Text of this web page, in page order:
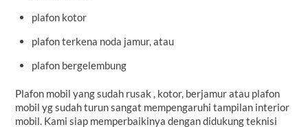
plafon kotor
plafon terkena noda jamur, atau
plafon bergelembung
Plafon mobil yang sudah rusak , kotor, berjamur atau plafon
mobil yg sudah turun sangat mempengaruhi tampilan interior
mobil. Kami siap memperbaikinya dengan didukung teknisi